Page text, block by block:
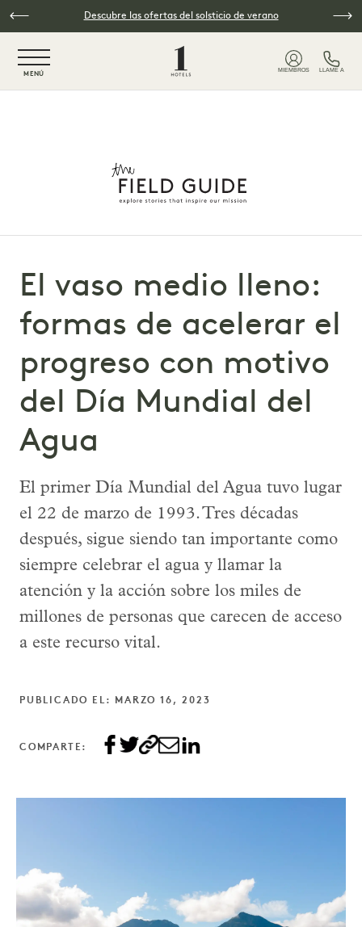
Ir al contenido principalDescubre las ofertas del solsticio de verano
MENÚ
MIEMBROS LLAME A
El vaso medio lleno:
formas de acelerar el
progreso con motivo
del Día Mundial del
Agua
El primer Día Mundial del Agua tuvo lugar
el 22 de marzo de 1993. Tres décadas
después, sigue siendo tan importante como
siempre celebrar el agua y llamar la
atención y la acción sobre los miles de
millones de personas que carecen de acceso
a este recurso vital.
PUBLICADO EL: MARZO 16, 2023
COMPARTE: